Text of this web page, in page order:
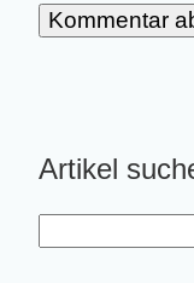
Artikel